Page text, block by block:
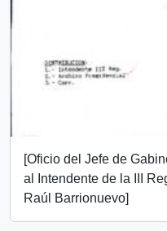
[Oficio del Jefe de
al Intendente de la III
Raúl Barrionuevo]